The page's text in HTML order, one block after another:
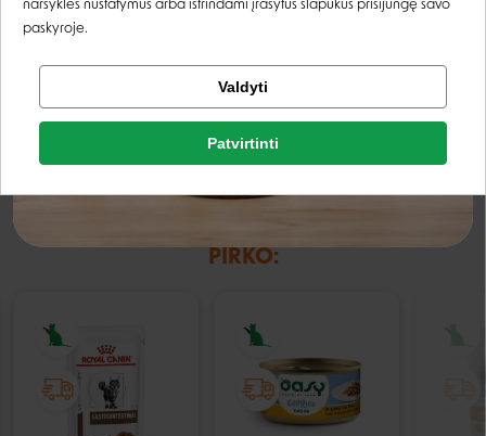
Rašyti atsiliepimą
Energetinė vertė:
PIRKO:
Rašyti atsiliepimą
Facebook
naršyklės nustatymus arba ištrindami įrašytus slapukus prisijungę savo
paskyroje.
Valdyti
Patvirtinti